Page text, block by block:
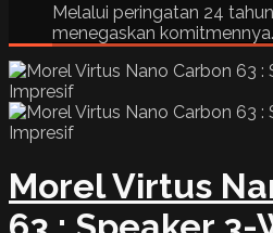
Melalui peringatan 24
menegaskan
Morel Virtus